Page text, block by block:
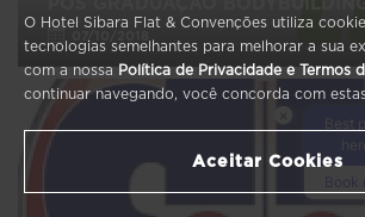
O Hotel Sibara Flat & Convenções utiliza
tecnologias semelhantes para melhorar a sua
com a nossa Política de Privacidade e Termos
continuar navegando, você concorda com
Aceitar Cookies